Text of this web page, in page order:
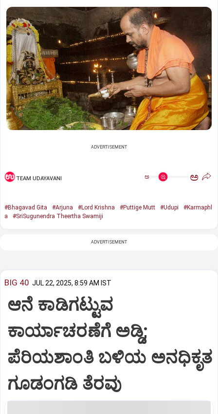
ADVERTISEMENT
TEAM UDAYAVANI ಅ ಅ
#Bhagavad Gita #Arjuna #Lord Krishna #Puttige Mutt #Udupi
#Karmaphl
a
#SriSugunendra Theertha Swamiji
ADVERTISEMENT
BIG 40 JUL 22, 2025, 8:59 AM IST
ಆನೆ ಕಾಡಿಗಟ್ಟುವ
ಕಾರ್ಯಾಚರಣೆಗೆ ಅಡ್ಡಿ;
ಪೆರಿಯಶಾಂತಿ ಬಳಿಯ ಅನಧಿಕೃತ
ಗೂಡಂಗಡಿ ತೆರವು